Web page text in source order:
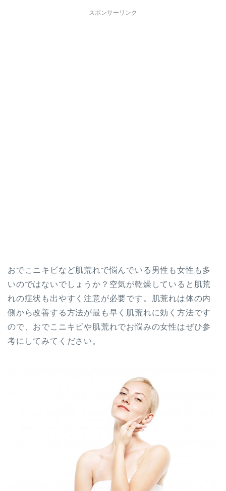
スポンサーリンク
おでこニキビなど肌荒れで悩んでいる男性も女性も多
いのではないでしょうか？空気が乾燥していると肌荒
れの症状も出やすく注意が必要です。肌荒れは体の内
側から改善する方法が最も早く肌荒れに効く方法です
ので、おでこニキビや肌荒れでお悩みの女性はぜひ参
考にしてみてください。